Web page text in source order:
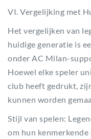
VI. Vergelijking met
Het vergelijken van
huidige generatie is
onder AC Milan-
Hoewel elke speler
club heeft gedrukt,
kunnen worden
Stijl van spelen:
om hun